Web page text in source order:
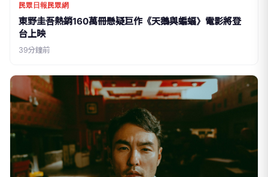
民眾日報民眾網
東野圭吾熱銷160萬冊懸疑巨作《天鵝與蝙蝠》電影將登
台上映
39分鐘前